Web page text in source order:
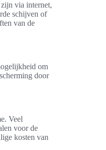
via internet,
schijven of
van de
om
door
Veel
voor de
kosten van